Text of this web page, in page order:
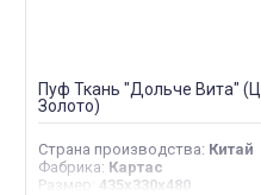
Пуф Ткань "Дольче Вита"
Золото)
Страна производства: Китай
Фабрика: Картас
Размер : 435х330х480